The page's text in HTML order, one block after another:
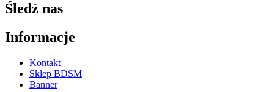
Śledź nas
Informacje
Kontakt
Sklep BDSM
Banner